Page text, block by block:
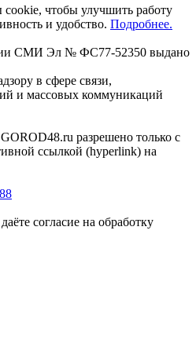
чтобы улучшить работу
и удобство. Подробнее.
СМИ Эл № ФС77-52350 выдано
в сфере связи,
и массовых коммуникаций
разрешено только с
ссылкой (hyperlink) на
согласие на обработку